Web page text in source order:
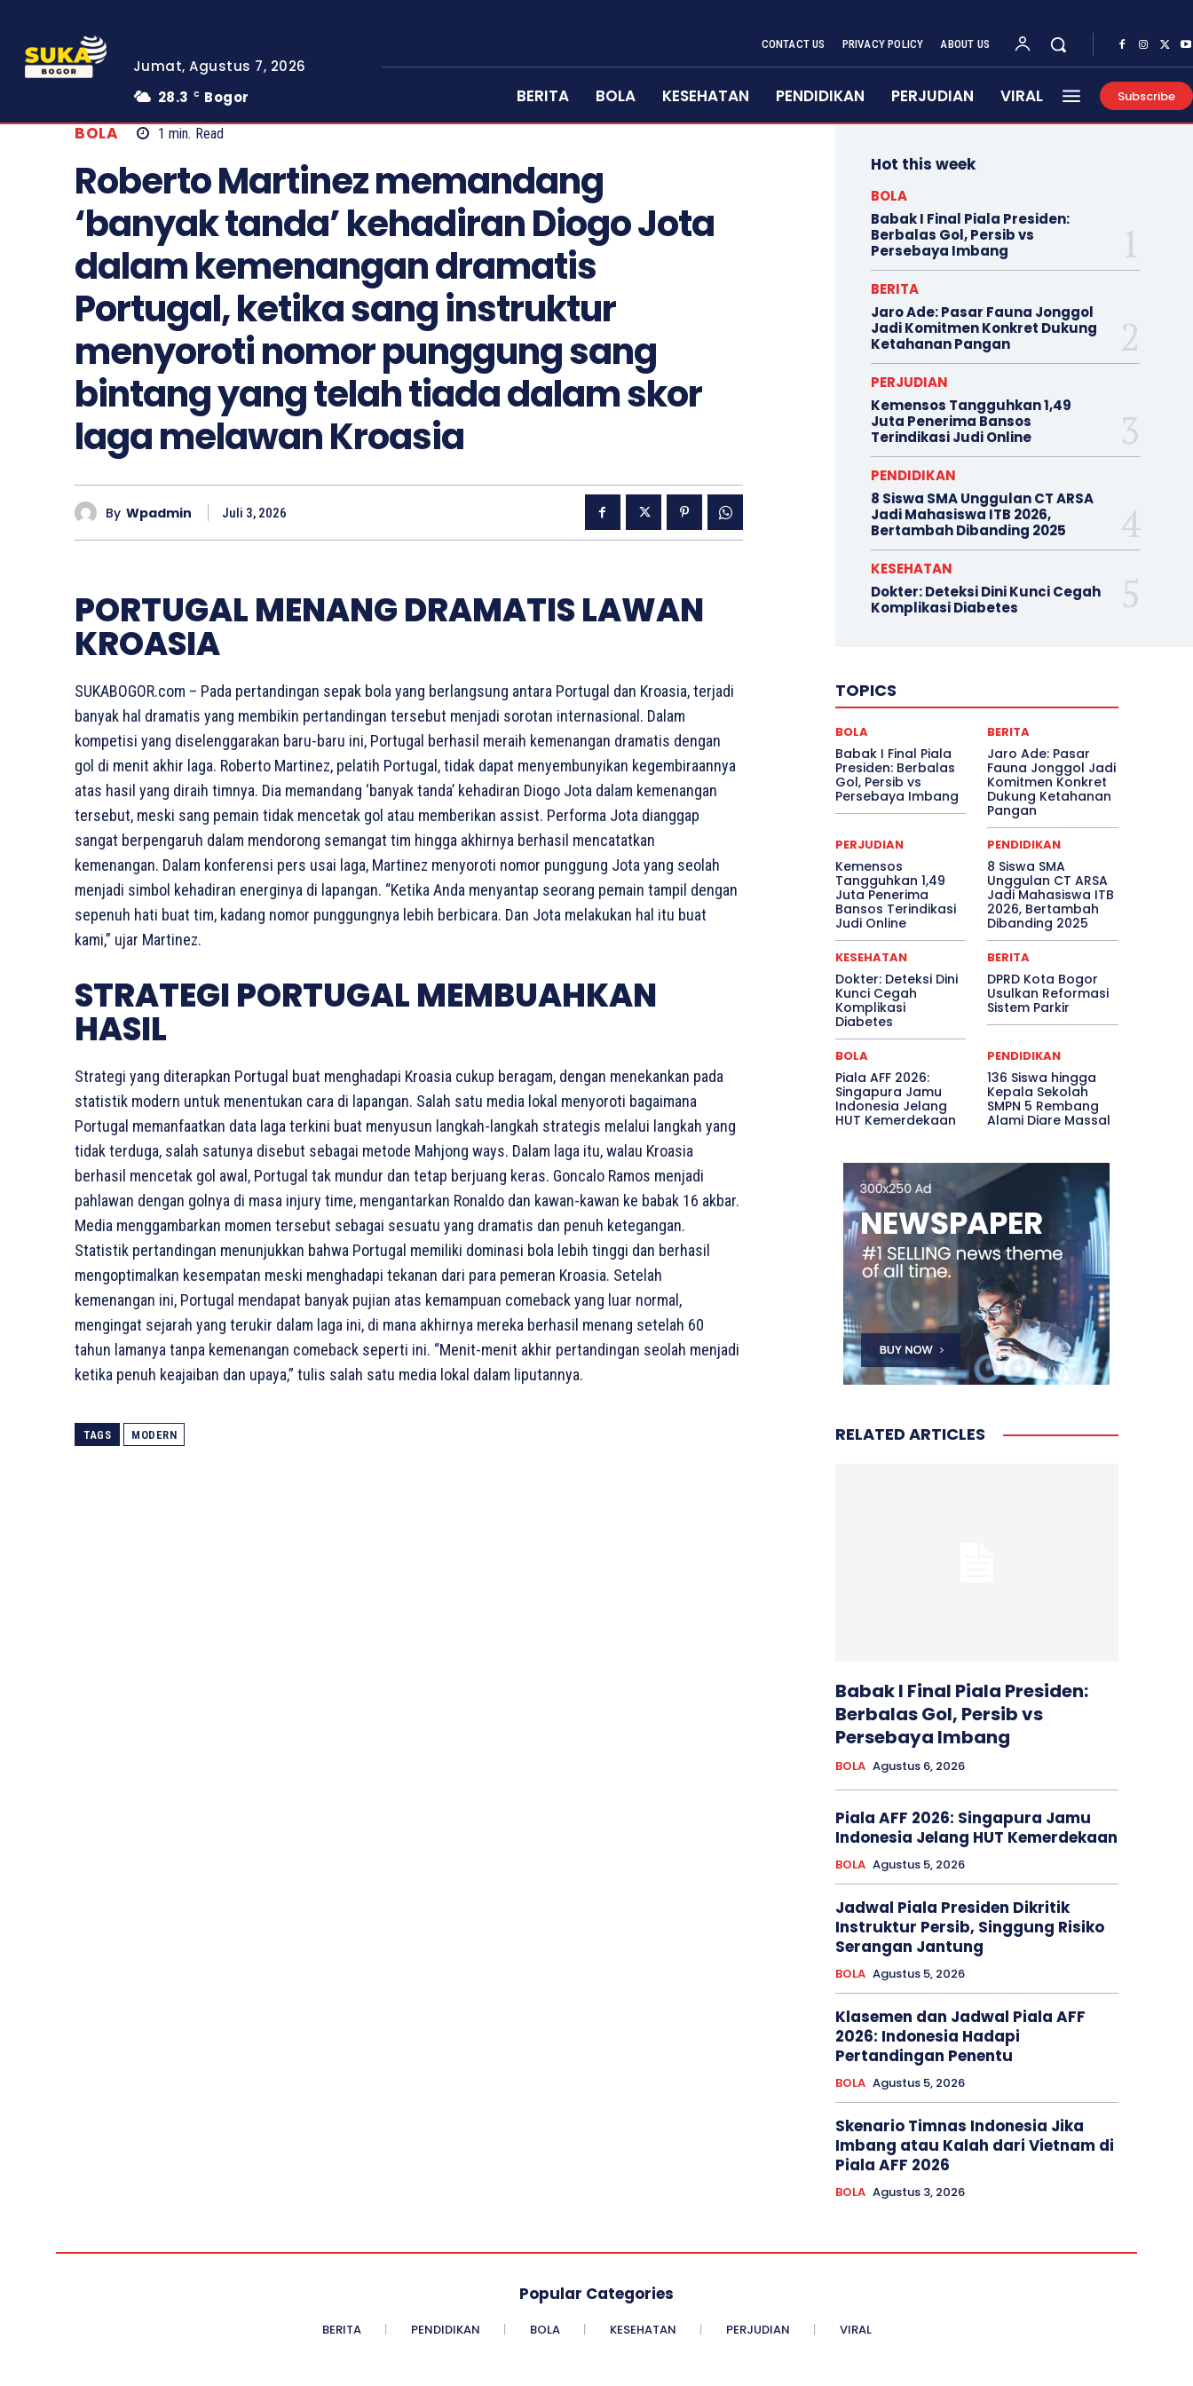
Jumat, Agustus 7, 2026
28.3
C Bogor
CONTACT US PRIVACY POLICY ABOUT US
BERITA BOLA KESEHATAN PENDIDIKAN PERJUDIAN VIRAL Subscribe
BOLA 1 min. Read
Roberto Martinez memandang
‘banyak tanda’ kehadiran Diogo Jota
dalam kemenangan dramatis
Portugal, ketika sang instruktur
menyoroti nomor punggung sang
bintang yang telah tiada dalam skor
laga melawan Kroasia
By Wpadmin Juli 3, 2026
PORTUGAL MENANG DRAMATIS LAWAN
KROASIA
SUKABOGOR.com – Pada pertandingan sepak bola yang berlangsung antara Portugal dan Kroasia, terjadi
banyak hal dramatis yang membikin pertandingan tersebut menjadi sorotan internasional. Dalam
kompetisi yang diselenggarakan baru-baru ini, Portugal berhasil meraih kemenangan dramatis dengan
gol di menit akhir laga. Roberto Martinez, pelatih Portugal, tidak dapat menyembunyikan kegembiraannya
atas hasil yang diraih timnya. Dia memandang ‘banyak tanda’ kehadiran Diogo Jota dalam kemenangan
tersebut, meski sang pemain tidak mencetak gol atau memberikan assist. Performa Jota dianggap
sangat berpengaruh dalam mendorong semangat tim hingga akhirnya berhasil mencatatkan
kemenangan. Dalam konferensi pers usai laga, Martinez menyoroti nomor punggung Jota yang seolah
menjadi simbol kehadiran energinya di lapangan. “Ketika Anda menyantap seorang pemain tampil dengan
sepenuh hati buat tim, kadang nomor punggungnya lebih berbicara. Dan Jota melakukan hal itu buat
kami,” ujar Martinez.
STRATEGI PORTUGAL MEMBUAHKAN
HASIL
Strategi yang diterapkan Portugal buat menghadapi Kroasia cukup beragam, dengan menekankan pada
statistik modern untuk menentukan cara di lapangan. Salah satu media lokal menyoroti bagaimana
Portugal memanfaatkan data laga terkini buat menyusun langkah-langkah strategis melalui langkah yang
tidak terduga, salah satunya disebut sebagai metode Mahjong ways. Dalam laga itu, walau Kroasia
berhasil mencetak gol awal, Portugal tak mundur dan tetap berjuang keras. Goncalo Ramos menjadi
pahlawan dengan golnya di masa injury time, mengantarkan Ronaldo dan kawan-kawan ke babak 16 akbar.
Media menggambarkan momen tersebut sebagai sesuatu yang dramatis dan penuh ketegangan.
Statistik pertandingan menunjukkan bahwa Portugal memiliki dominasi bola lebih tinggi dan berhasil
mengoptimalkan kesempatan meski menghadapi tekanan dari para pemeran Kroasia. Setelah
kemenangan ini, Portugal mendapat banyak pujian atas kemampuan comeback yang luar normal,
mengingat sejarah yang terukir dalam laga ini, di mana akhirnya mereka berhasil menang setelah 60
tahun lamanya tanpa kemenangan comeback seperti ini. “Menit-menit akhir pertandingan seolah menjadi
ketika penuh keajaiban dan upaya,” tulis salah satu media lokal dalam liputannya.
TAGS MODERN
Hot this week
BOLA
Babak I Final Piala Presiden:
Berbalas Gol, Persib vs
Persebaya Imbang
BERITA
Jaro Ade: Pasar Fauna Jonggol
Jadi Komitmen Konkret Dukung
Ketahanan Pangan
PERJUDIAN
Kemensos Tangguhkan 1,49
Juta Penerima Bansos
Terindikasi Judi Online
PENDIDIKAN
8 Siswa SMA Unggulan CT ARSA
Jadi Mahasiswa ITB 2026,
Bertambah Dibanding 2025
KESEHATAN
Dokter: Deteksi Dini Kunci Cegah
Komplikasi Diabetes
TOPICS
BOLA
Babak I Final Piala
Presiden: Berbalas
Gol, Persib vs
Persebaya Imbang
BERITA
Jaro Ade: Pasar
Fauna Jonggol Jadi
Komitmen Konkret
Dukung Ketahanan
Pangan
PERJUDIAN
Kemensos
Tangguhkan 1,49
Juta Penerima
Bansos Terindikasi
Judi Online
PENDIDIKAN
8 Siswa SMA
Unggulan CT ARSA
Jadi Mahasiswa ITB
2026, Bertambah
Dibanding 2025
KESEHATAN
Dokter: Deteksi Dini
Kunci Cegah
Komplikasi
Diabetes
BERITA
DPRD Kota Bogor
Usulkan Reformasi
Sistem Parkir
BOLA
Piala AFF 2026:
Singapura Jamu
Indonesia Jelang
HUT Kemerdekaan
PENDIDIKAN
136 Siswa hingga
Kepala Sekolah
SMPN 5 Rembang
Alami Diare Massal
RELATED ARTICLES
Babak I Final Piala Presiden:
Berbalas Gol, Persib vs
Persebaya Imbang
BOLA Agustus 6, 2026
Piala AFF 2026: Singapura Jamu
Indonesia Jelang HUT Kemerdekaan
BOLA Agustus 5, 2026
Jadwal Piala Presiden Dikritik
Instruktur Persib, Singgung Risiko
Serangan Jantung
BOLA Agustus 5, 2026
Klasemen dan Jadwal Piala AFF
2026: Indonesia Hadapi
Pertandingan Penentu
BOLA Agustus 5, 2026
Skenario Timnas Indonesia Jika
Imbang atau Kalah dari Vietnam di
Piala AFF 2026
BOLA Agustus 3, 2026
Popular Categories
BERITA PENDIDIKAN BOLA KESEHATAN PERJUDIAN VIRAL